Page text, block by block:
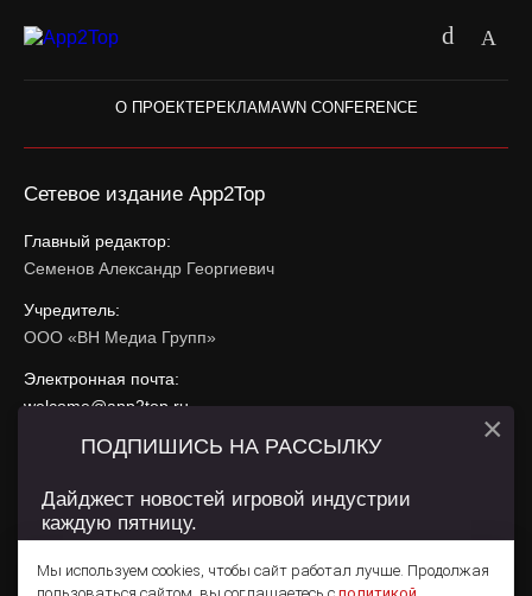
О ПРОЕКТЕРЕКЛАМАWN CONFERENCE
Сетевое издание App2Top
Главный редактор:
Семенов Александр Георгиевич
Учредитель:
ООО «ВН Медиа Групп»
Электронная почта:
welcome@app2top.ru
При использовании материалов активная ссылка на
Сайт использует IP адреса, cookie, данные геолокации
использования содержатся вПолитике конфиденциальностии
Мы используем cookies, чтобы сайт работал лучше. Продолжая
ПОДПИШИСЬ НА РАССЫЛКУ
Дайджест новостей игровой индустрии
каждую пятницу.
×